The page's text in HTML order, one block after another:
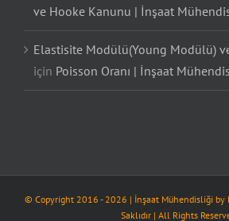
ve Hooke Kanunu | İnşaat
Elastisite Modülü(Young Modülü)
için Poisson Oranı | İnşaat
© Copyright 2016 - 2026 | İnşaat Mühendisliği by
Saklıdır | All Rights